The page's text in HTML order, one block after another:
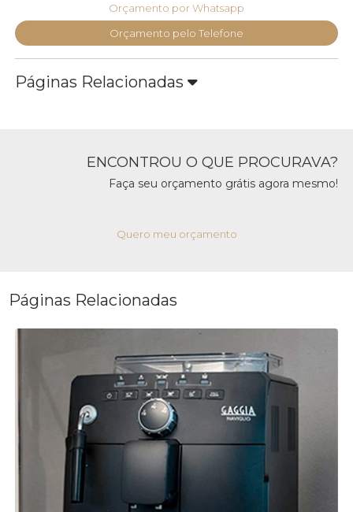
Orçamento por Whatsapp
Orçamento pelo Telefone
Páginas Relacionadas
ENCONTROU O QUE PROCURAVA?
Faça seu orçamento grátis agora mesmo!
Quero meu orçamento
Páginas Relacionadas